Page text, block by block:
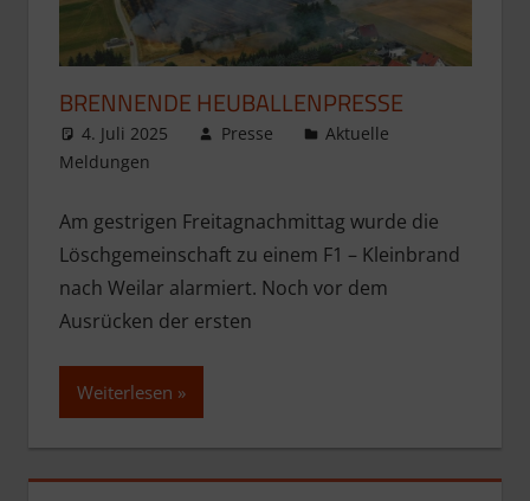
BRENNENDE HEUBALLENPRESSE
4. Juli 2025 Presse
Aktuelle
Meldungen
Am gestrigen Freitagnachmittag wurde die
Löschgemeinschaft zu einem F1 – Kleinbrand
nach Weilar alarmiert. Noch vor dem
Ausrücken der ersten
Weiterlesen